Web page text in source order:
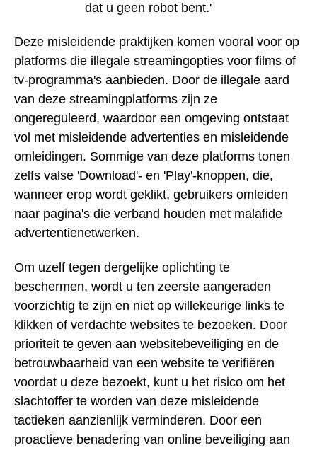
dat u geen robot bent.'
Deze misleidende praktijken komen vooral voor op
platforms die illegale streamingopties voor films of
tv-programma's aanbieden. Door de illegale aard
van deze streamingplatforms zijn ze
ongereguleerd, waardoor een omgeving ontstaat
vol met misleidende advertenties en misleidende
omleidingen. Sommige van deze platforms tonen
zelfs valse 'Download'- en 'Play'-knoppen, die,
wanneer erop wordt geklikt, gebruikers omleiden
naar pagina's die verband houden met malafide
advertentienetwerken.
Om uzelf tegen dergelijke oplichting te
beschermen, wordt u ten zeerste aangeraden
voorzichtig te zijn en niet op willekeurige links te
klikken of verdachte websites te bezoeken. Door
prioriteit te geven aan websitebeveiliging en de
betrouwbaarheid van een website te verifiëren
voordat u deze bezoekt, kunt u het risico om het
slachtoffer te worden van deze misleidende
tactieken aanzienlijk verminderen. Door een
proactieve benadering van online beveiliging aan